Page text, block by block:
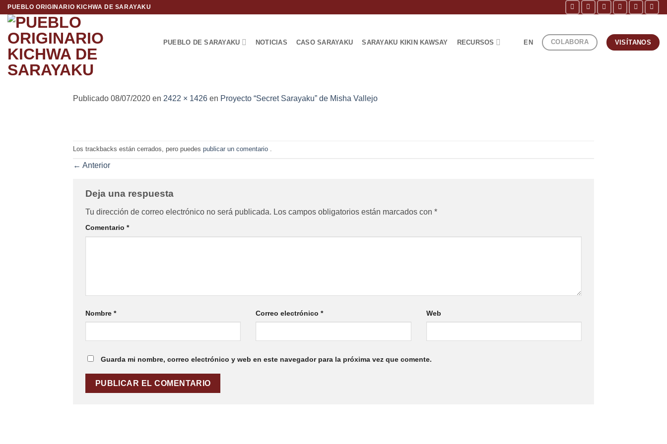
Saltar
contenido
PUEBLO ORIGINARIO KICHWA DE SARAYAKU
PUEBLO DE SARAYAKU NOTICIAS CASO SARAYAKU SARAYAKU KIKIN KAWSAY RECURSOS EN COLABORA VISÍTANOS
Publicado 08/07/2020 en 2422 × 1426 en Proyecto “Secret Sarayaku” de Misha Vallejo
Los trackbacks están cerrados, pero puedes publicar un comentario .
← Anterior
Deja una respuesta
Tu dirección de correo electrónico no será publicada. Los campos obligatorios están marcados con *
Comentario *
Nombre * Correo electrónico* Web
Guarda mi nombre, correo electrónico y web en este navegador para la próxima vez que comente.